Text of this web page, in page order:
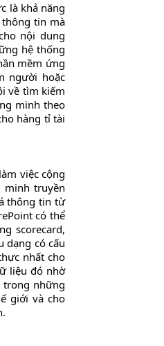
là khả năng
tin mà
nội dung
hệ thống
mềm ứng
người hoặc
về tìm kiếm
minh theo
hàng tỉ tài
việc cộng
truyền
thông tin từ
có thể
scorecard,
dạng có cấu
nhất cho
liệu đó nhờ
trong những
giới và cho